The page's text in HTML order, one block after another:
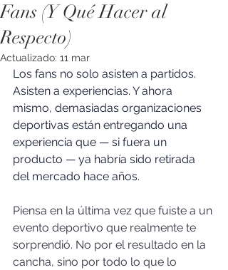
Fans (Y Qué Hacer al
Respecto)
Actualizado: 11 mar
Los fans no solo asisten a partidos.
Asisten a experiencias. Y ahora
mismo, demasiadas organizaciones
deportivas están entregando una
experiencia que — si fuera un
producto — ya habría sido retirada
del mercado hace años.
Piensa en la última vez que fuiste a un
evento deportivo que realmente te
sorprendió. No por el resultado en la
cancha, sino por todo lo que lo